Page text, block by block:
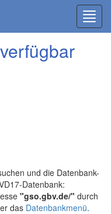
und die Datenbank-
Datenbank:
"gso.gbv.de/" durch
das Datenbankmenü.